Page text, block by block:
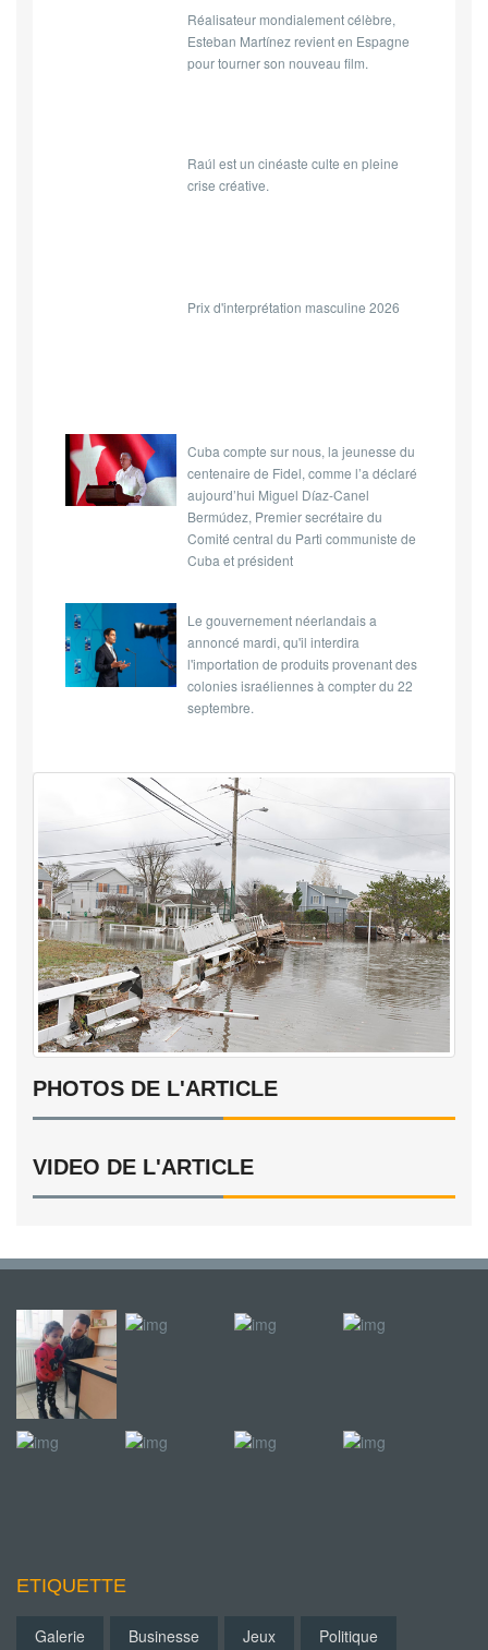
Réalisateur mondialement célèbre,
Esteban Martínez revient en Espagne
pour tourner son nouveau film.
Raúl est un cinéaste culte en pleine
crise créative.
Prix d'interprétation masculine 2026
Cuba compte sur nous, la jeunesse du
centenaire de Fidel, comme l’a déclaré
aujourd’hui Miguel Díaz-Canel
Bermúdez, Premier secrétaire du
Comité central du Parti communiste de
Cuba et président
Le gouvernement néerlandais a
annoncé mardi, qu'il interdira
l'importation de produits provenant des
colonies israéliennes à compter du 22
septembre.
PHOTOS DE L'ARTICLE
VIDEO DE L'ARTICLE
ETIQUETTE
Galerie Businesse Jeux Politique